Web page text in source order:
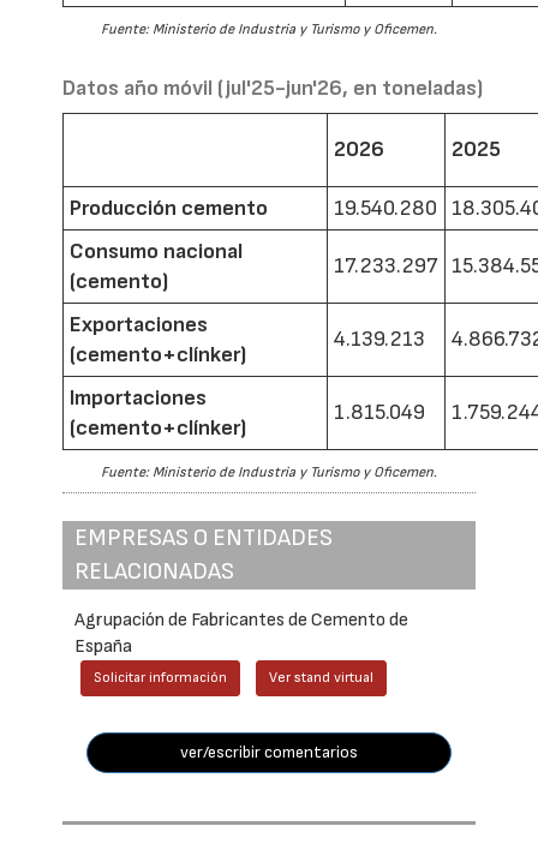
Fuente: Ministerio de Industria y Turismo y Oficemen.
Datos año móvil (jul'25-jun'26, en toneladas)
2026 2025
Producción cemento 19.540.280
Consumo nacional
(cemento)
17.233.297
Exportaciones
(cemento+clínker)
4.139.213
Importaciones
(cemento+clínker)
1.815.049
Fuente: Ministerio de Industria y Turismo y Oficemen.
EMPRESAS O ENTIDADES
RELACIONADAS
Agrupación de Fabricantes de Cemento de
España
Solicitar información Ver stand virtual
ver/escribir comentarios